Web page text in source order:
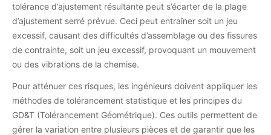
tolérance d’ajustement résultante peut s’écarter de la plage
d’ajustement serré prévue. Ceci peut entraîner soit un jeu
excessif, causant des difficultés d’assemblage ou des fissures
de contrainte, soit un jeu excessif, provoquant un mouvement
ou des vibrations de la chemise.
Pour atténuer ces risques, les ingénieurs doivent appliquer les
méthodes de tolérancement statistique et les principes du
GD&T (Tolérancement Géométrique). Ces outils permettent de
gérer la variation entre plusieurs pièces et de garantir que les